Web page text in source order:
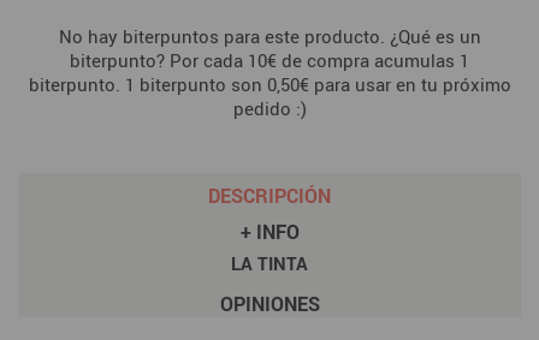
No hay biterpuntos para este producto. ¿Qué es un
biterpunto? Por cada 10€ de compra acumulas 1
biterpunto. 1 biterpunto son 0,50€ para usar en tu próximo
pedido :)
DESCRIPCIÓN
+ INFO
LA TINTA
OPINIONES